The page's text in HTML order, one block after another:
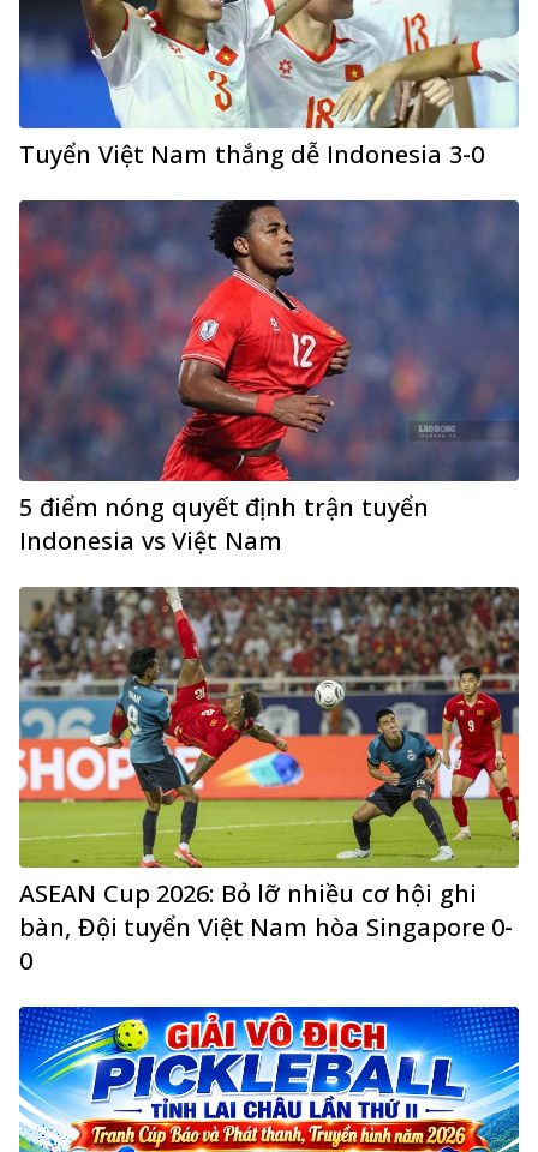
Tuyển Việt Nam thắng dễ Indonesia 3-0
5 điểm nóng quyết định trận tuyển
Indonesia vs Việt Nam
ASEAN Cup 2026: Bỏ lỡ nhiều cơ hội ghi
bàn, Đội tuyển Việt Nam hòa Singapore 0-
0